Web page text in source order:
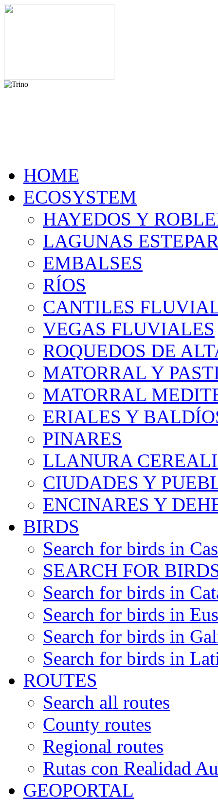
HOME
ECOSYSTEM
HAYEDOS Y
LAGUNAS
EMBALSES
RÍOS
CANTILES
VEGAS FLUVIALES
ROQUEDOS DE
MATORRAL Y
MATORRAL
ERIALES Y
PINARES
LLANURA
CIUDADES Y
ENCINARES Y
BIRDS
Search for birds in
SEARCH FOR
Search for birds in
Search for birds in
Search for birds in
Search for birds in
ROUTES
Search all routes
County routes
Regional routes
Rutas con Realidad
GEOPORTAL